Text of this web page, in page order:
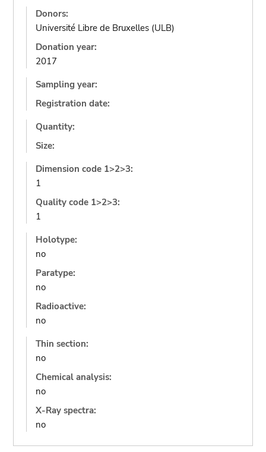
Donors:
Université Libre de Bruxelles (ULB)
Donation year:
2017
Sampling year:
Registration date:
Quantity:
Size:
Dimension code 1>2>3:
1
Quality code 1>2>3:
1
Holotype:
no
Paratype:
no
Radioactive:
no
Thin section:
no
Chemical analysis:
no
X-Ray spectra:
no